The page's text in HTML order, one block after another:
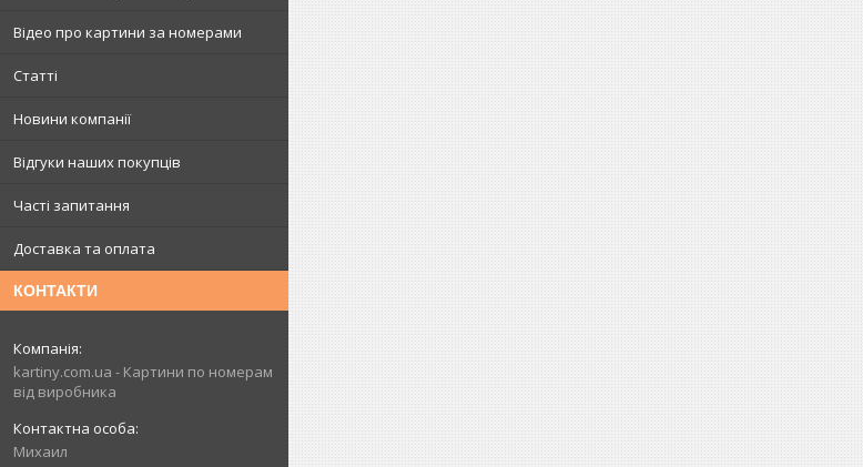
Відео про картини за номерами
Статті
Новини компанії
Відгуки наших покупців
Часті запитання
Доставка та оплата
КОНТАКТИ
kartiny.com.ua - Картини по номерам
від виробника
Михаил